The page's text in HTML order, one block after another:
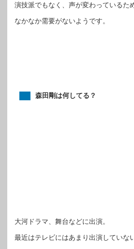
演技派でもなく、声が変わっているた
なかなか需要がないようです。
森田剛は何してる？
大河ドラマ、舞台などに出演。
最近はテレビにはあまり出演していな